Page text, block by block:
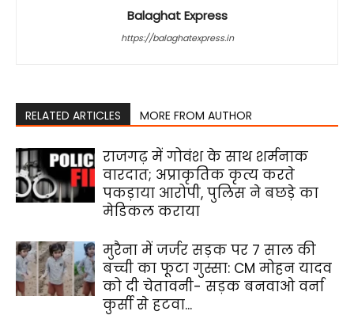
Balaghat Express
https://balaghatexpress.in
RELATED ARTICLES MORE FROM AUTHOR
राजगढ़ में गोवंश के साथ शर्मनाक
वारदात; अप्राकृतिक कृत्य करते
पकड़ाया आरोपी, पुलिस ने बछड़े का
मेडिकल कराया
मुरैना में जर्जर सड़क पर 7 साल की
बच्ची का फूटा गुस्सा: CM मोहन यादव
को दी चेतावनी- सड़क बनवाओ वर्ना
कुर्सी से हटवा...